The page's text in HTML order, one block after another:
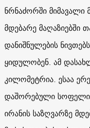
ნრნაძორში
მდებარე მაღაზიებში
დანიშნულების
ყიდულობენ. ამ
კილომეტრია. ესაა
დაშორებული
ირანის საზღვარზე